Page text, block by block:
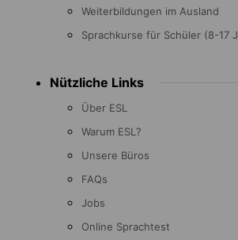
Weiterbildungen im Ausland
Sprachkurse für Schüler (8-17
Nützliche Links
Über ESL
Warum ESL?
Unsere Büros
FAQs
Jobs
Online Sprachtest